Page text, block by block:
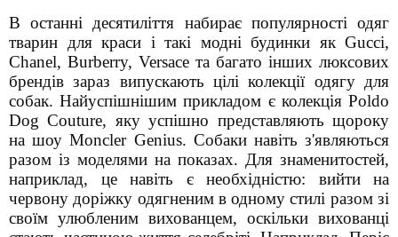
В останні десятиліття набирає популярності одяг
тварин для краси і такі модні будинки як Gucci,
Chanel, Burberry, Versace та багато інших люксових
брендів зараз випускають цілі колекції одягу для
собак. Найуспішнішим прикладом є колекція Poldo
Dog Couture, яку успішно представляють щороку
на шоуMoncler Genius. Собаки навіть з'являються
разом із моделями на показах. Для знаменитостей,
наприклад, це навіть є необхідністю: вийти на
червону доріжку одягненим в одному стилі разом зі
своїм улюбленим вихованцем, оскільки вихованці